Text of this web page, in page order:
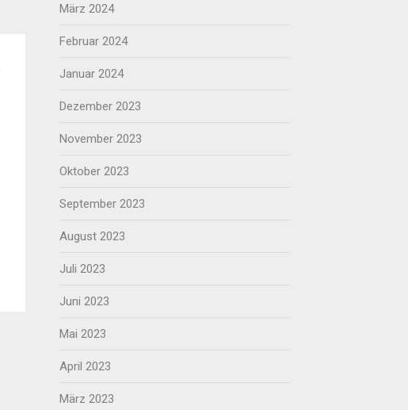
März 2024
Februar 2024
Januar 2024
Dezember 2023
November 2023
Oktober 2023
September 2023
August 2023
Juli 2023
Juni 2023
Mai 2023
April 2023
März 2023